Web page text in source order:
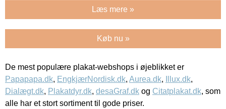
Læs mere »
Køb nu »
De mest populære plakat-webshops i øjeblikket er
Papapapa.dk, EngkjærNordisk.dk, Aurea.dk, Illux.dk,
Dialægt.dk, Plakatdyr.dk, desaGraf.dk og Citatplakat.dk, som
alle har et stort sortiment til gode priser.